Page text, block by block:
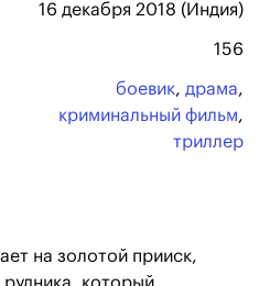
16 декабря 2018 (Индия)
156
боевик, драма,
криминальный фильм,
триллер
на золотой прииск,